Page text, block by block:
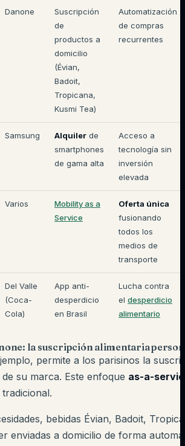
Danone
Suscripción
de
productos a
domicilio
(Évian,
Badoit,
Tropicana,
Kusmi Tea)
Automatización
de compras
recurrentes
Samsung Alquiler de
smartphones
de gama alta
Acceso a
tecnología sin
inversión
elevada
Varios
Mobility as a
Service
Oferta única
fusionando
todos los
medios de
transporte
Del Valle
(Coca-
Cola)
App anti-
desperdicio
en Brasil
Lucha contra
el desperdicio
alimentario
la suscripción alimentaria
permite a los parisinos la
su marca. Este enfoque as-a-
bebidas Évian, Badoit,
enviadas a domicilio de forma